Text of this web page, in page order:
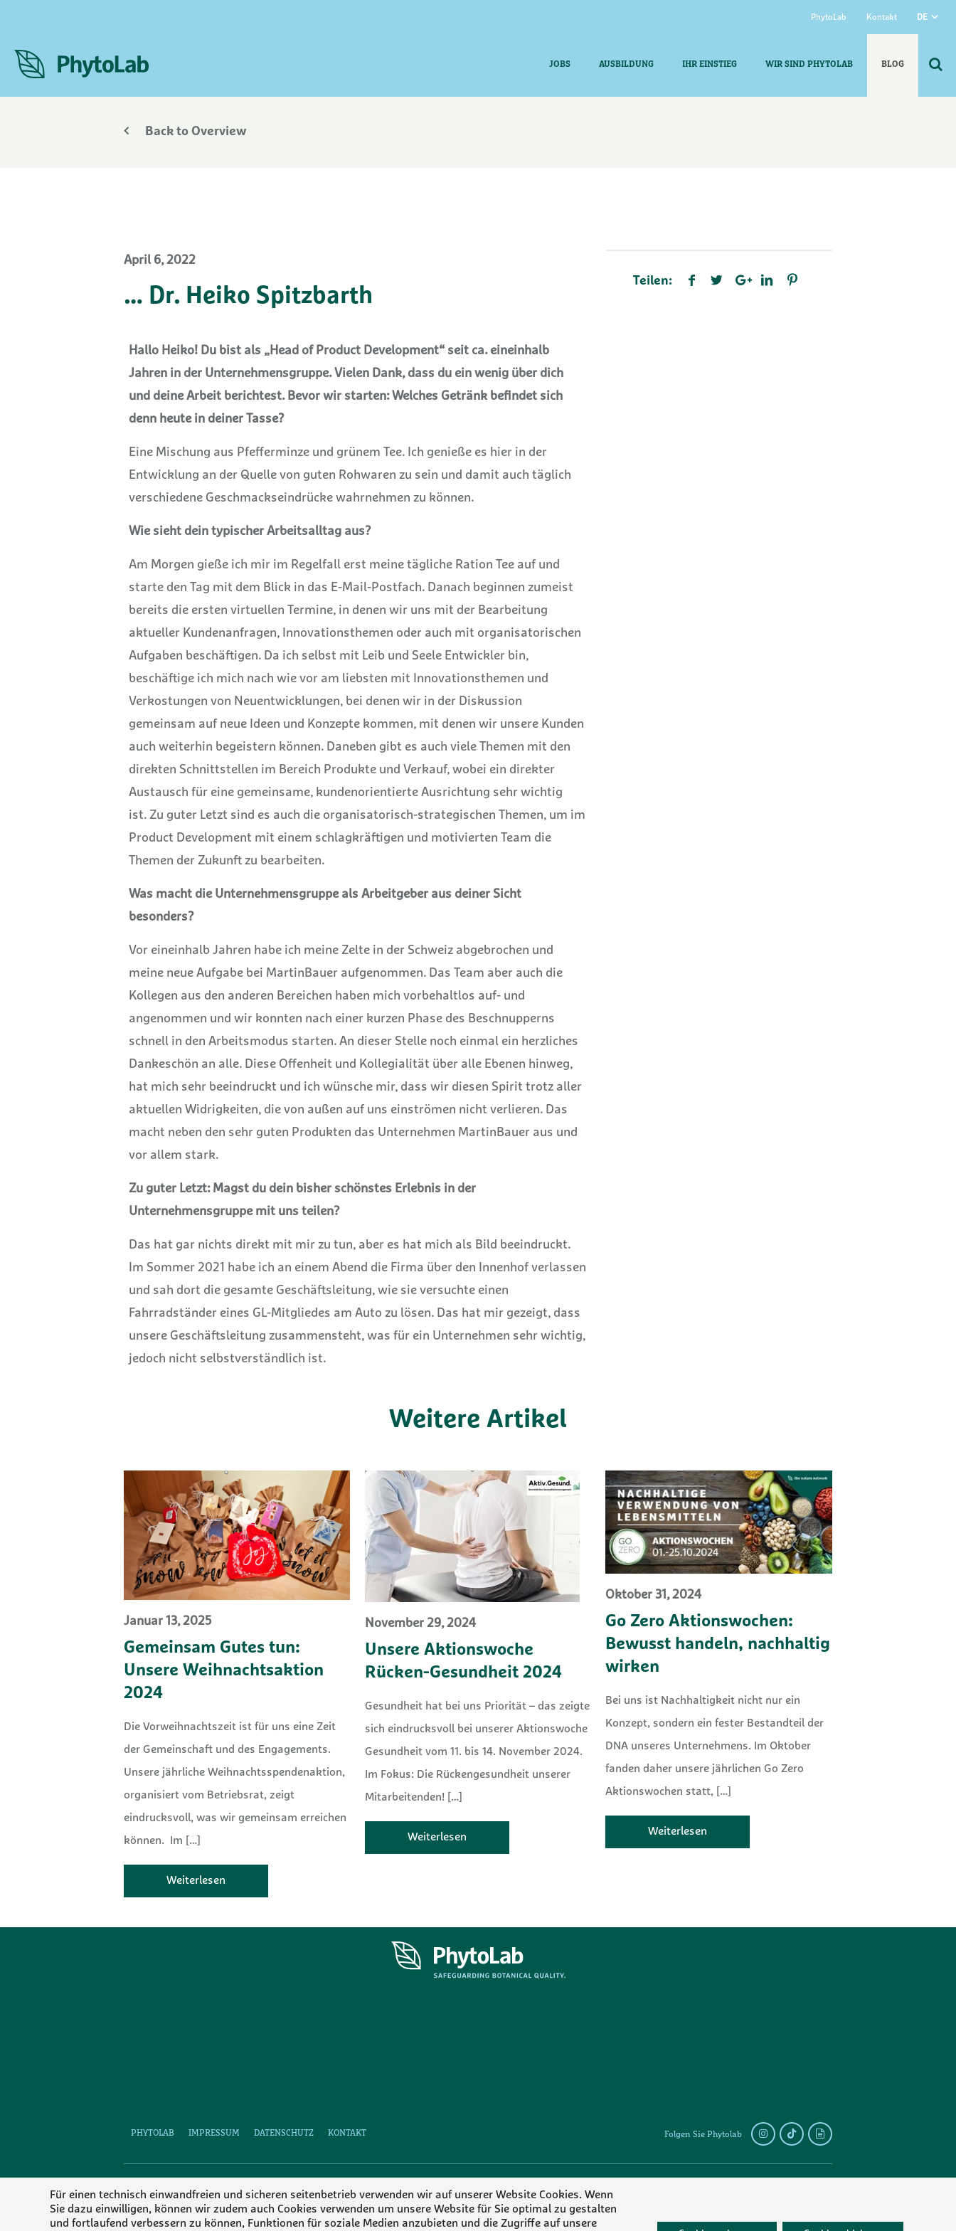
PhytoLab Kontakt DE
JOBS AUSBILDUNG IHR EINSTIEG WIR SIND PHYTOLAB BLOG
Back to Overview
April 6, 2022
… Dr. Heiko Spitzbarth
Hallo Heiko! Du bist als „Head of Product Development“ seit ca. eineinhalb
Jahren in der Unternehmensgruppe. Vielen Dank, dass du ein wenig über dich
und deine Arbeit berichtest. Bevor wir starten: Welches Getränk befindet sich
denn heute in deiner Tasse?
Eine Mischung aus Pfefferminze und grünem Tee. Ich genieße es hier in der
Entwicklung an der Quelle von guten Rohwaren zu sein und damit auch täglich
verschiedene Geschmackseindrücke wahrnehmen zu können.
Wie sieht dein typischer Arbeitsalltag aus?
Am Morgen gieße ich mir im Regelfall erst meine tägliche Ration Tee auf und
starte den Tag mit dem Blick in das E-Mail-Postfach. Danach beginnen zumeist
bereits die ersten virtuellen Termine, in denen wir uns mit der Bearbeitung
aktueller Kundenanfragen, Innovationsthemen oder auch mit organisatorischen
Aufgaben beschäftigen. Da ich selbst mit Leib und Seele Entwickler bin,
beschäftige ich mich nach wie vor am liebsten mit Innovationsthemen und
Verkostungen von Neuentwicklungen, bei denen wir in der Diskussion
gemeinsam auf neue Ideen und Konzepte kommen, mit denen wir unsere Kunden
auch weiterhin begeistern können. Daneben gibt es auch viele Themen mit den
direkten Schnittstellen im Bereich Produkte und Verkauf, wobei ein direkter
Austausch für eine gemeinsame, kundenorientierte Ausrichtung sehr wichtig
ist. Zu guter Letzt sind es auch die organisatorisch-strategischen Themen, um im
Product Development mit einem schlagkräftigen und motivierten Team die
Themen der Zukunft zu bearbeiten.
Was macht die Unternehmensgruppe als Arbeitgeber aus deiner Sicht
besonders?
Vor eineinhalb Jahren habe ich meine Zelte in der Schweiz abgebrochen und
meine neue Aufgabe bei MartinBauer aufgenommen. Das Team aber auch die
Kollegen aus den anderen Bereichen haben mich vorbehaltlos auf- und
angenommen und wir konnten nach einer kurzen Phase des Beschnupperns
schnell in den Arbeitsmodus starten. An dieser Stelle noch einmal ein herzliches
Dankeschön an alle. Diese Offenheit und Kollegialität über alle Ebenen hinweg,
hat mich sehr beeindruckt und ich wünsche mir, dass wir diesen Spirit trotz aller
aktuellen Widrigkeiten, die von außen auf uns einströmen nicht verlieren. Das
macht neben den sehr guten Produkten das Unternehmen MartinBauer aus und
vor allem stark.
Zu guter Letzt: Magst du dein bisher schönstes Erlebnis in der
Unternehmensgruppe mit uns teilen?
Das hat gar nichts direkt mit mir zu tun, aber es hat mich als Bild beeindruckt.
Im Sommer 2021 habe ich an einem Abend die Firma über den Innenhof verlassen
und sah dort die gesamte Geschäftsleitung, wie sie versuchte einen
Fahrradständer eines GL-Mitgliedes am Auto zu lösen. Das hat mir gezeigt, dass
unsere Geschäftsleitung zusammensteht, was für ein Unternehmen sehr wichtig,
jedoch nicht selbstverständlich ist.
Teilen:
Weitere Artikel
Januar 13, 2025
Gemeinsam Gutes tun:
Unsere Weihnachtsaktion
2024
Die Vorweihnachtszeit ist für uns eine Zeit
der Gemeinschaft und des Engagements.
Unsere jährliche Weihnachtsspendenaktion,
organisiert vom Betriebsrat, zeigt
eindrucksvoll, was wir gemeinsam erreichen
können. Im […]
Weiterlesen
November 29, 2024
Unsere Aktionswoche
Rücken-Gesundheit 2024
Gesundheit hat bei uns Priorität – das zeigte
sich eindrucksvoll bei unserer Aktionswoche
Gesundheit vom 11. bis 14. November 2024.
Im Fokus: Die Rückengesundheit unserer
Mitarbeitenden![…]
Weiterlesen
Oktober 31, 2024
Go Zero Aktionswochen:
Bewusst handeln, nachhaltig
wirken
Bei uns ist Nachhaltigkeit nicht nur ein
Konzept, sondern ein fester Bestandteil der
DNA unseres Unternehmens. Im Oktober
fanden daher unsere jährlichen Go Zero
Aktionswochen statt, […]
Weiterlesen
PHYTOLAB IMPRESSUM DATENSCHUTZ KONTAKT Folgen Sie Phytolab
MEMBER OF
Für einen technisch einwandfreien und sicheren seitenbetrieb verwenden wir auf unserer Website Cookies. Wenn
Sie dazu einwilligen, können wir zudem auch Cookies verwenden um unsere Website für Sie optimal zu gestalten
und fortlaufend verbessern zu können, Funktionen für soziale Medien anzubieten und die Zugriffe auf unsere